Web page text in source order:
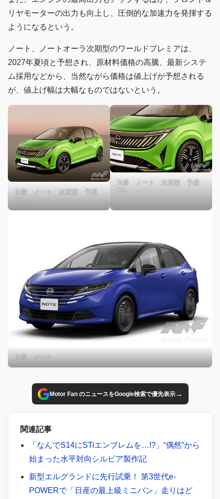
リヤモーターの出力も向上し、圧倒的な加速力を発揮する
ようになるという。
ノート、ノートオーラ次期型のワールドプレミアは、
2027年夏頃と予想され、原材料価格の高騰、最新システ
ム採用などから、当然ながら価格は値上げが予想される
が、値上げ幅は大幅なものではないという。
日産 ノート 次期型 予想
CG
日産 ノート 次期型 予想
CG
日産 ノート
Motor Fan のニュースをGoogle検索で優先表示→
関連記事
「なんでS14にSTiエンブレムを…!?」“偶然”から
始まった水平対向シルビア製作記
新型エルグランドに先行試乗！ 第3世代e-
POWERで「日産の最上級ミニバン」走りはど